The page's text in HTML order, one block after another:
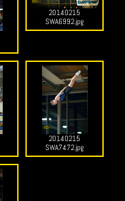
20140215
SWA6992.jpg
20140215
SWA7472.jpg